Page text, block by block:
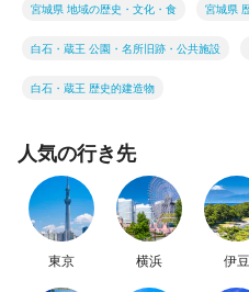
宮城県 地域の歴史・文化・食 宮城県
白石・蔵王 公園・名所旧跡・公共施設
白石・蔵王 歴史的建造物
人気の行き先
東京 横浜 伊豆